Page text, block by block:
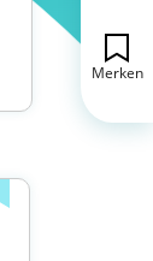
Merken